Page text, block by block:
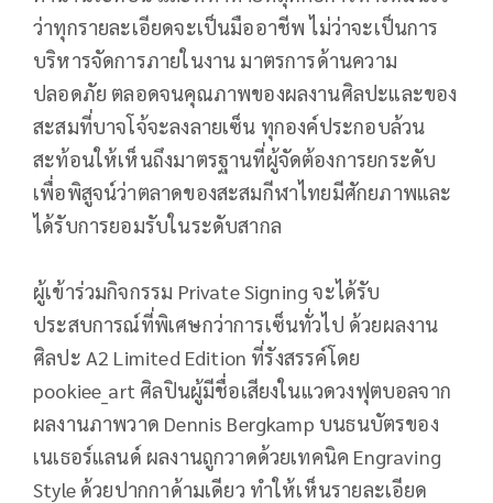
ว่าทุกรายละเอียดจะเป็นมืออาชีพ ไม่ว่าจะเป็นการ
บริหารจัดการภายในงาน มาตรการด้านความ
ปลอดภัย ตลอดจนคุณภาพของผลงานศิลปะและของ
สะสมที่บาจโจ้จะลงลายเซ็น ทุกองค์ประกอบล้วน
สะท้อนให้เห็นถึงมาตรฐานที่ผู้จัดต้องการยกระดับ
เพื่อพิสูจน์ว่าตลาดของสะสมกีฬาไทยมีศักยภาพและ
ได้รับการยอมรับในระดับสากล
ผู้เข้าร่วมกิจกรรม Private Signing จะได้รับ
ประสบการณ์ที่พิเศษกว่าการเซ็นทั่วไป ด้วยผลงาน
ศิลปะ A2 Limited Edition ที่รังสรรค์โดย
pookiee_art ศิลปินผู้มีชื่อเสียงในแวดวงฟุตบอลจาก
ผลงานภาพวาด Dennis Bergkamp บนธนบัตรของ
เนเธอร์แลนด์ ผลงานถูกวาดด้วยเทคนิค Engraving
Style ด้วยปากกาด้ามเดียว ทำให้เห็นรายละเอียด